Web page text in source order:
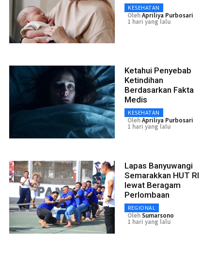
KESEHATAN
OlehApriliya Purbosari
1 hari yang lalu
Ketahui Penyebab
Ketindihan
Berdasarkan Fakta
Medis
KESEHATAN
OlehApriliya Purbosari
1 hari yang lalu
Lapas Banyuwangi
Semarakkan HUT RI
lewat Beragam
Perlombaan
REGIONAL
OlehSumarsono
1 hari yang lalu